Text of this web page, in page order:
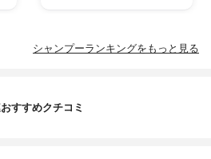
シャンプーランキングをもっと見る
すすめクチコミ